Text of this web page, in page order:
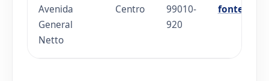
Avenida
General
Netto
Centro
99010-
920
fonte